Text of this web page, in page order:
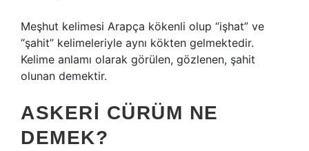
Meşhut kelimesi Arapça kökenli olup “işhat” ve
“şahit” kelimeleriyle aynı kökten gelmektedir.
Kelime anlamı olarak görülen, gözlenen, şahit
olunan demektir.
ASKERI CÜRÜM NE
DEMEK?